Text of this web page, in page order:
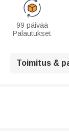
99 päivää
Palautukset
Toimitus &